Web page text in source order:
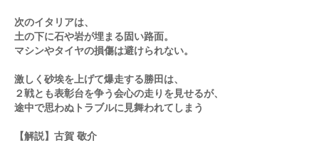
次のイタリアは、
土の下に石や岩が埋まる固い路面。
マシンやタイヤの損傷は避けられない。
激しく砂埃を上げて爆走する勝田は、
２戦とも表彰台を争う会心の走りを見せるが、
途中で思わぬトラブルに見舞われてしまう
【解説】古賀 敬介